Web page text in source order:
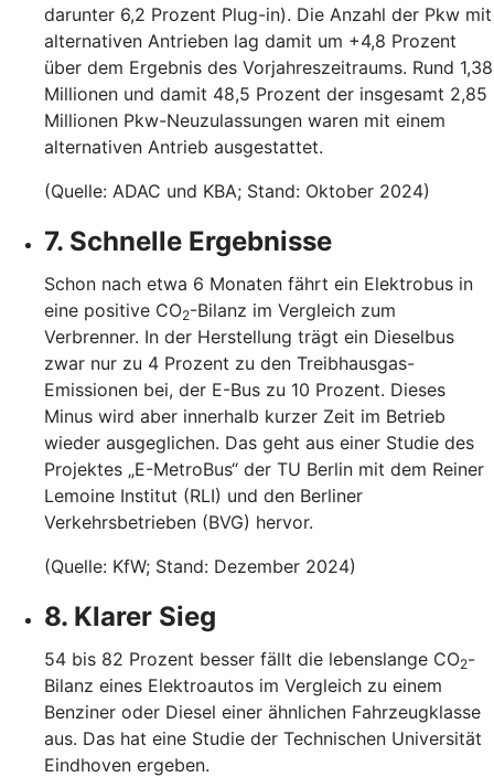
darunter 6,2 Prozent Plug-in). Die Anzahl der Pkw mit
alternativen Antrieben lag damit um +4,8 Prozent
über dem Ergebnis des Vorjahreszeitraums. Rund 1,38
Millionen und damit 48,5 Prozent der insgesamt 2,85
Millionen Pkw-Neuzulassungen waren mit einem
alternativen Antrieb ausgestattet.
(Quelle: ADAC und KBA; Stand: Oktober 2024)
7. Schnelle Ergebnisse
Schon nach etwa 6 Monaten fährt ein Elektrobus in
eine positive CO2-Bilanz im Vergleich zum
Verbrenner. In der Herstellung trägt ein Dieselbus
zwar nur zu 4 Prozent zu den Treibhausgas-
Emissionen bei, der E-Bus zu 10 Prozent. Dieses
Minus wird aber innerhalb kurzer Zeit im Betrieb
wieder ausgeglichen. Das geht aus einer Studie des
Projektes „E-MetroBus“ der TU Berlin mit dem Reiner
Lemoine Institut (RLI) und den Berliner
Verkehrsbetrieben (BVG) hervor.
(Quelle: KfW; Stand: Dezember 2024)
8. Klarer Sieg
54 bis 82 Prozent besser fällt die lebenslange CO2-
Bilanz eines Elektroautos im Vergleich zu einem
Benziner oder Diesel einer ähnlichen Fahrzeugklasse
aus. Das hat eine Studie der Technischen Universität
Eindhoven ergeben.